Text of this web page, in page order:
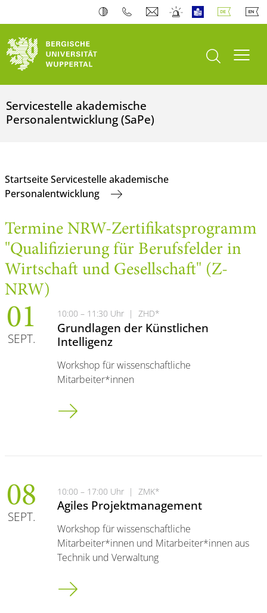
Suche öffnen
Servicestelle akademische
Personalentwicklung (SaPe)
Startseite Servicestelle akademische
Personalentwicklung
Termine NRW-Zertifikatsprogramm
"Qualifizierung für Berufsfelder in
Wirtschaft und Gesellschaft" (Z-
NRW)
01
SEPT.
10:00 – 11:30 Uhr | ZHD*
Grundlagen der Künstlichen
Intelligenz
Workshop für wissenschaftliche
Mitarbeiter*innen
Grundlagen der Künstlichen Intelligenz
08
SEPT.
10:00 – 17:00 Uhr | ZMK*
Agiles Projektmanagement
Workshop für wissenschaftliche
Mitarbeiter*innen und Mitarbeiter*innen aus
Technik und Verwaltung
Agiles Projektmanagement